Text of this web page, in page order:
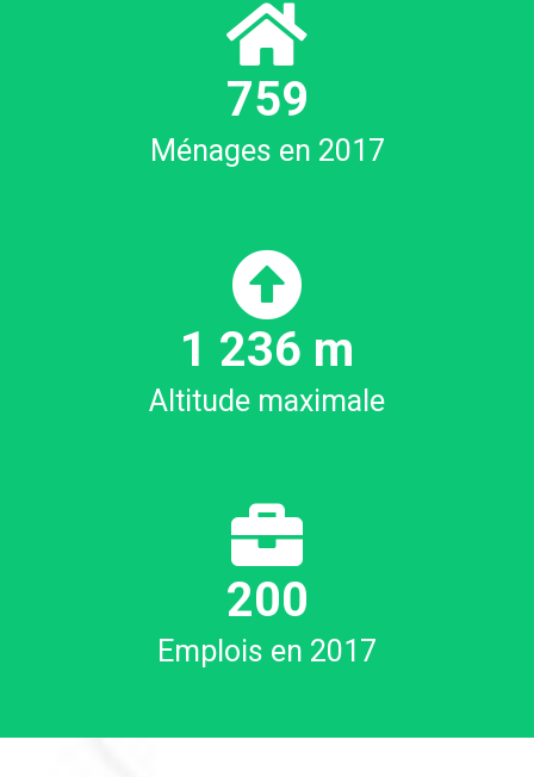
830
Ménages en 2017
1 263 m
Altitude maximale
228
Emplois en 2017